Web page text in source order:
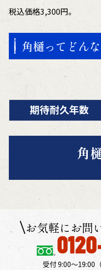
税込価格3,300円。
角樋ってどん
期待耐久年数
角
お気軽にお問
受付 9:00～19:00